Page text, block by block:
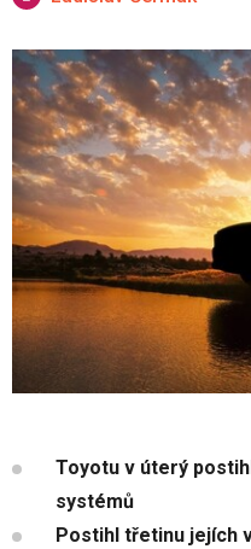
Toyotu v úterý
systémů
Postihl třetinu jejích